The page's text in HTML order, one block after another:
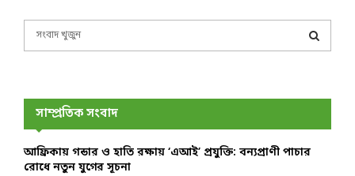
f
r
E
A
সাম্প্রতিক সংবাদ
আফ্রিকায় গন্ডার ও হাতি রক্ষায় ‘এআই’ প্রযুক্তি: বন্যপ্রাণী পাচার
রোধে নতুন যুগের সূচনা